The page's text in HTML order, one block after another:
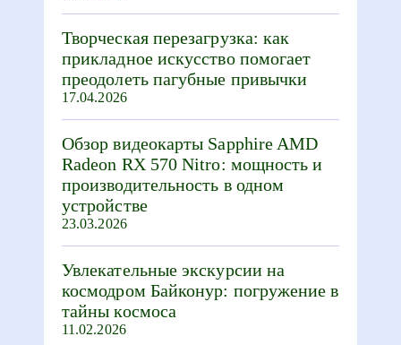
Творческая перезагрузка: как
прикладное искусство помогает
преодолеть пагубные привычки
17.04.2026
Обзор видеокарты Sapphire AMD
Radeon RX 570 Nitro: мощность и
производительность в одном
устройстве
23.03.2026
Увлекательные экскурсии на
космодром Байконур: погружение в
тайны космоса
11.02.2026